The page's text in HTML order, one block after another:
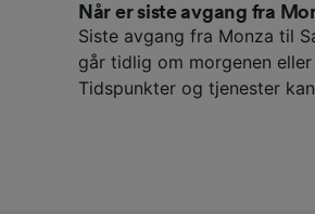
Når er siste avgang fra
Siste avgang fra Monza til
går tidlig om morgenen
Tidspunkter og tjenester